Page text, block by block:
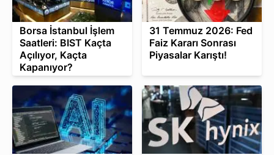
Borsa İstanbul İşlem
Saatleri: BIST Kaçta
Açılıyor, Kaçta
Kapanıyor?
31 Temmuz 2026: Fed
Faiz Kararı Sonrası
Piyasalar Karıştı!